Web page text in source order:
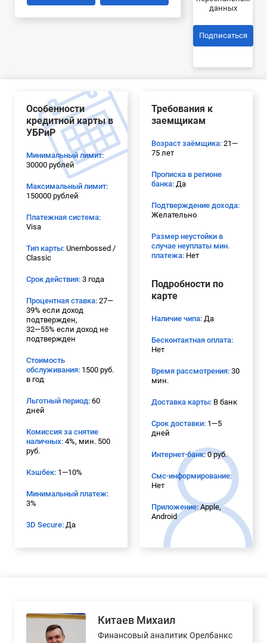
данных
Подписаться
Особенности
кредитной карты в
УБРиР
Минимальный лимит:
30000 рублей
Максимальный лимит:
150000 рублей
Платежная система:
Visa
Тип карты: Unembossed /
Classic
Срок действия: 3 года
Процентная ставка: 27—
39% если доход
подтвержден,
32—55% если доход не
подтвержден
Стоимость
обслуживания: 1500 руб.
в год
Льготный период: 60
дней
Комиссия за снятие
наличных: 4%, мин. 500
руб.
Кэшбек: 1—10%
Минимальный платеж:
3%
3D Secure: Да
Требования к
заемщикам
Возраст заёмщика: 21—
75 лет
Прописка в регионе
банка: Да
Подтверждение дохода:
Желательно
Размер неустойки в
случае неуплаты мин.
платежа: Нет
Подробности по
карте
Наличие чипа: Да
Бесконтактная оплата:
Нет
Время рассмотрения: 30
мин.
Доставка карты: В банк
Срок доставки: 1—5
дней
Интернет-банк:0 руб.
Смс-информирование:
Нет
Приложение: Apple,
Android
Китаев Михаил
Финансовый аналитик Орелбанкс